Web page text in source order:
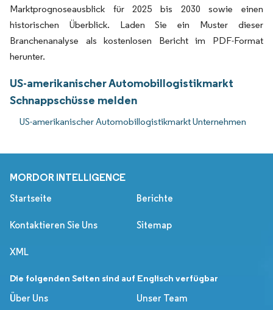
Marktprognoseausblick für 2025 bis 2030 sowie einen
historischen Überblick. Laden Sie ein Muster dieser
Branchenanalyse als kostenlosen Bericht im PDF-Format
herunter.
US-amerikanischer Automobillogistikmarkt
Schnappschüsse melden
US-amerikanischer Automobillogistikmarkt Unternehmen
MORDOR INTELLIGENCE
Startseite Berichte
Kontaktieren Sie Uns Sitemap
XML
Die folgenden Seiten sind auf Englisch verfügbar
Über Uns
Unser Team